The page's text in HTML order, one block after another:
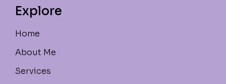
Explore
Home
About Me
Services